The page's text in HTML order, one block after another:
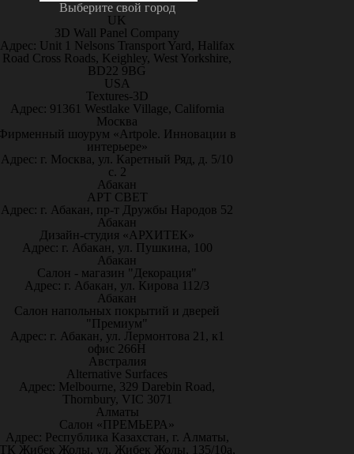
Выберите свой город
UK
3D Wall Panel Company
Адрес: Unit 1 Nelsons Transport Yard, Halifax
Road Cross Roads, Keighley, West Yorkshire,
BD22 9BG
USA
Textures-3D
Адрес: 91361 Westlake Village, California
Москва
шоурум «Artpole. Инновации в
интерьере»
Адрес: г. Москва, ул. Каретный Ряд, д. 5/10
с. 2
Абакан
АРТ СВЕТ
Адрес: г. Абакан, пр-т Дружбы Народов 52
Абакан
Дизайн-студия «АРХИТЕК»
Адрес: г. Абакан, ул. Пушкина, 100
Абакан
Салон - магазин "Декорация"
Адрес: г. Абакан, ул. Кирова 112/3
Абакан
Салон напольных покрытий и дверей
"Премиум"
Адрес: г. Абакан, ул. Лермонтова 21, к1
офис 266Н
Австралия
Alternative Surfaces
Адрес: Melbourne, 329 Darebin Road,
Thornbury, VIC 3071
Алматы
Салон «ПРЕМЬЕРА»
Адрес: Республика Казахстан, г. Алматы,
Жибек Жолы, ул. Жибек Жолы, 135/10а,